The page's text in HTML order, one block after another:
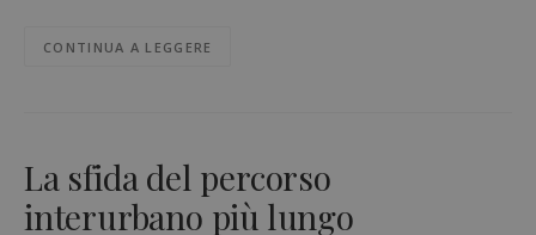
CONTINUA A LEGGERE
La sfida del percorso
interurbano più lungo